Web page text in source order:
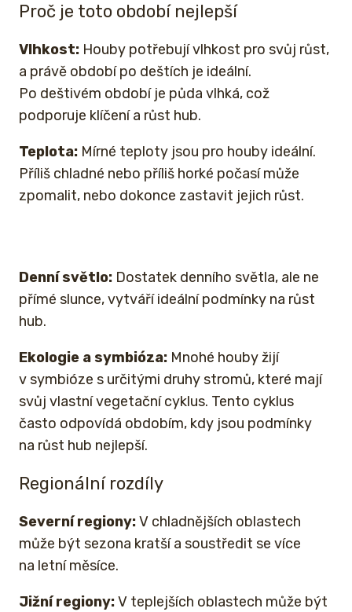
Proč je toto období nejlepší
Vlhkost: Houby potřebují vlhkost pro svůj růst,
a právě období po deštích je ideální.
Po deštivém období je půda vlhká, což
podporuje klíčení a růst hub.
Teplota: Mírné teploty jsou pro houby ideální.
Příliš chladné nebo příliš horké počasí může
zpomalit, nebo dokonce zastavit jejich růst.
Denní světlo: Dostatek denního světla, ale ne
přímé slunce, vytváří ideální podmínky na růst
hub.
Ekologie a symbióza: Mnohé houby žijí
v symbióze s určitými druhy stromů, které mají
svůj vlastní vegetační cyklus. Tento cyklus
často odpovídá obdobím, kdy jsou podmínky
na růst hub nejlepší.
Regionální rozdíly
Severní regiony:V chladnějších oblastech
může být sezona kratší a soustředit se více
na letní měsíce.
Jižní regiony:V teplejších oblastech může být